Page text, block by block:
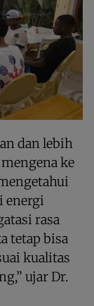
dan lebih
ke
energi
rasa
tetap bisa
kualitas
ujar Dr.